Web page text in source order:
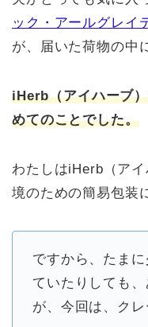
ック・アールグレイ
が、届いた荷物の中
iHerb（アイハーブ
めてのことでした。
わたしはiHerb（ア
境のための簡易包装
ですから、たま
ていたりしても
が、今回は、クレ